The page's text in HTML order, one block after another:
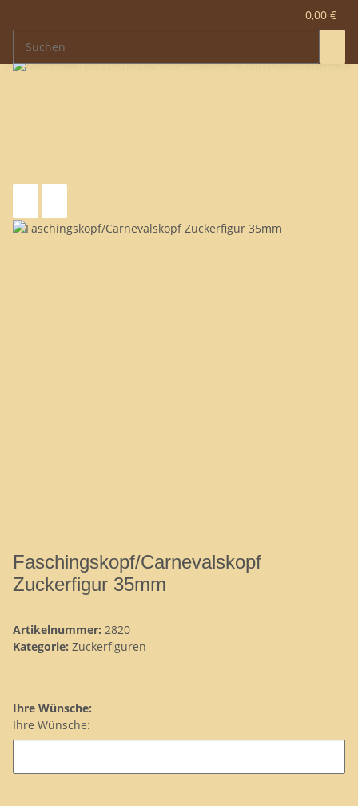
0,00 €
Faschingskopf/Carnevalskopf
Zuckerfigur 35mm
Artikelnummer: 2820
Kategorie: Zuckerfiguren
Ihre Wünsche:
Ihre Wünsche: